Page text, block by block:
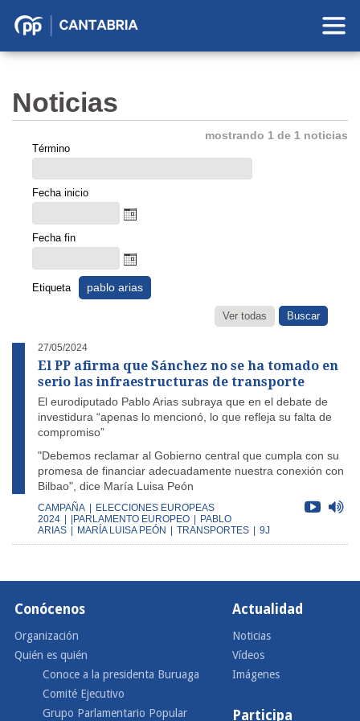
Partido
Cantabria
Noticias
mostrando 1 de 1 noticias
Término
Fecha inicio
Fecha fin
Etiqueta pablo arias
Ver todas
27/05/2024
El PP afirma que Sánchez no se ha tomado en
serio las infraestructuras de transporte
El eurodiputado Pablo Arias subraya que en el debate de
investidura “apenas lo mencionó, lo que refleja su falta de
compromiso”
"Debemos reclamar al Gobierno central que cumpla con su
promesa de financiar adecuadamente nuestra conexión con
Bilbao", dice María Luisa Peón
CAMPAÑA
ELECCIONES EUROPEAS
2024
|PARLAMENTO EUROPEO
PABLO
ARIAS
MARÍA LUISA PEÓN TRANSPORTES 9J
Conócenos
Organización
Quién es quién
Conoce a la presidenta Buruaga
Comité Ejecutivo
Grupo Parlamentario Popular
Actualidad
Noticias
Vídeos
Imágenes
Participa